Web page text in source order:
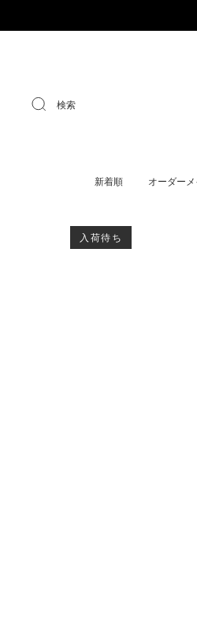
検索
新着順 オーダー
入荷待ち